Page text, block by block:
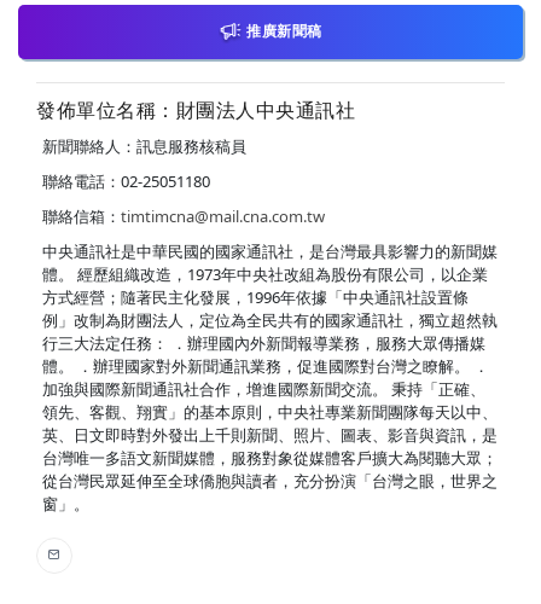
推廣新聞稿
發佈單位名稱：財團法人中央通訊社
新聞聯絡人：訊息服務核稿員
聯絡電話：02-25051180
聯絡信箱： timtimcna@mail.cna.com.tw
中央通訊社是中華民國的國家通訊社，是台灣最具影響力的新聞媒
體。 經歷組織改造，1973年中央社改組為股份有限公司，以企業
方式經營；隨著民主化發展，1996年依據「中央通訊社設置條
例」改制為財團法人，定位為全民共有的國家通訊社，獨立超然執
行三大法定任務： ．辦理國內外新聞報導業務，服務大眾傳播媒
體。 ．辦理國家對外新聞通訊業務，促進國際對台灣之瞭解。 ．
加強與國際新聞通訊社合作，增進國際新聞交流。 秉持「正確、
領先、客觀、翔實」的基本原則，中央社專業新聞團隊每天以中、
英、日文即時對外發出上千則新聞、照片、圖表、影音與資訊，是
台灣唯一多語文新聞媒體，服務對象從媒體客戶擴大為閱聽大眾；
從台灣民眾延伸至全球僑胞與讀者，充分扮演「台灣之眼，世界之
窗」。